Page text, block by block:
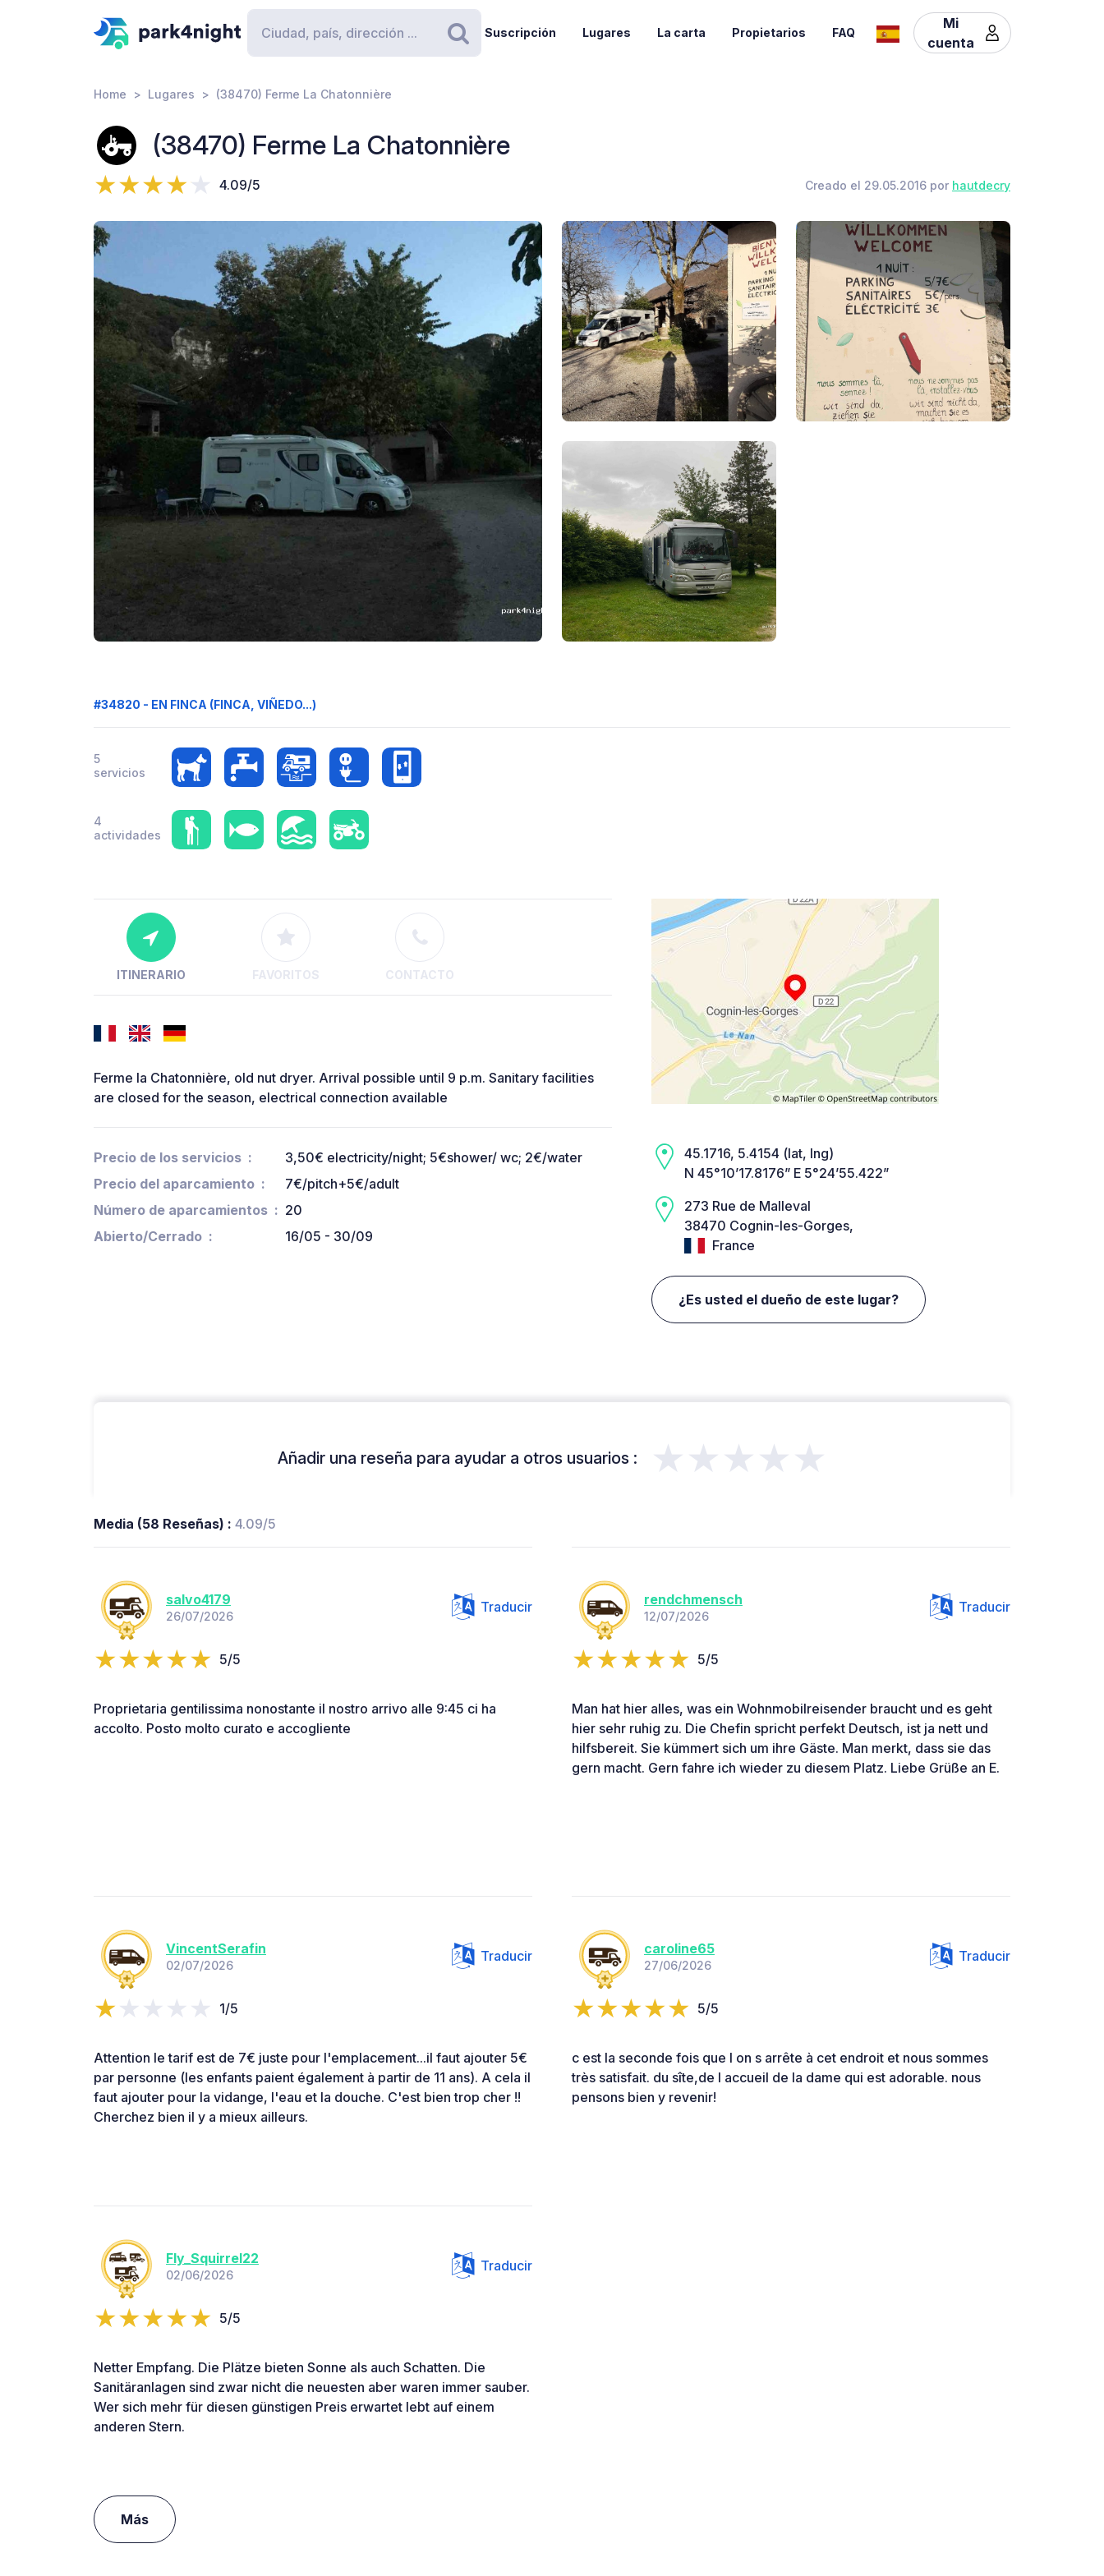
Buscar
Suscripción Lugares La carta Propietarios FAQ
Mi
cuenta
Home Lugares (38470) Ferme La Chatonnière
(38470) Ferme La Chatonnière
4.09/5 Creado el 29.05.2016 por hautdecry
#34820 - EN FINCA (FINCA, VIÑEDO...)
5
servicios
4
actividades
ITINERARIO FAVORITOS CONTACTO
Ferme la Chatonnière, old nut dryer. Arrival possible until 9 p.m. Sanitary facilities
are closed for the season, electrical connection available
Precio de los servicios
3,50€ electricity/night; 5€shower/ wc; 2€/water
Precio del aparcamiento
7€/pitch+5€/adult
Número de aparcamientos
20
Abierto/Cerrado
16/05 - 30/09
45.1716, 5.4154 (lat, lng)
N 45°10’17.8176” E 5°24’55.422”
273 Rue de Malleval
38470 Cognin-les-Gorges,
France
¿Es usted el dueño de este lugar?
Añadir una reseña para ayudar a otros usuarios : ★★★★★
Media (58 Reseñas) : 4.09/5
salvo4179
26/07/2026
Traducir
5/5
Proprietaria gentilissima nonostante il nostro arrivo alle 9:45 ci ha
accolto. Posto molto curato e accogliente
rendchmensch
12/07/2026
Traducir
5/5
Man hat hier alles, was ein Wohnmobilreisender braucht und es geht
hier sehr ruhig zu. Die Chefin spricht perfekt Deutsch, ist ja nett und
hilfsbereit. Sie kümmert sich um ihre Gäste. Man merkt, dass sie das
gern macht. Gern fahre ich wieder zu diesem Platz. Liebe Grüße an E.
VincentSerafin
02/07/2026
Traducir
1/5
Attention le tarif est de 7€ juste pour l'emplacement...il faut ajouter 5€
par personne (les enfants paient également à partir de 11 ans). A cela il
faut ajouter pour la vidange, l'eau et la douche. C'est bien trop cher !!
Cherchez bien il y a mieux ailleurs.
caroline65
27/06/2026
Traducir
5/5
c est la seconde fois que l on s arrête à cet endroit et nous sommes
très satisfait. du sîte,de l accueil de la dame qui est adorable. nous
pensons bien y revenir!
Fly_Squirrel22
02/06/2026
Traducir
5/5
Netter Empfang. Die Plätze bieten Sonne als auch Schatten. Die
Sanitäranlagen sind zwar nicht die neuesten aber waren immer sauber.
Wer sich mehr für diesen günstigen Preis erwartet lebt auf einem
anderen Stern.
Más